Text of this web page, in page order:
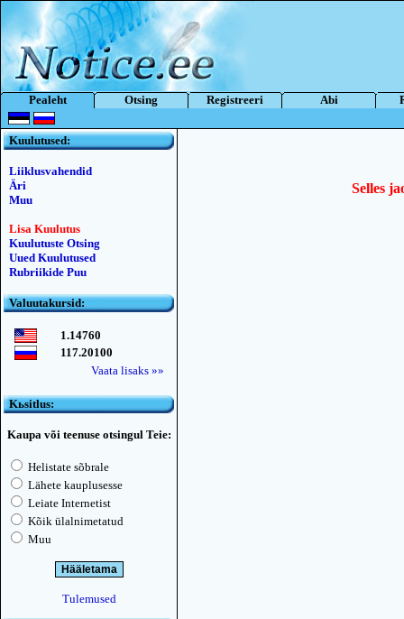
Pealeht Otsing Registreeri Abi
Kuulutused:
Liiklusvahendid
Äri
Muu
Lisa Kuulutus
Kuulutuste Otsing
Uued Kuulutused
Rubriikide Puu
Valuutakursid:
1.14760
117.20100
Vaata lisaks »»
Kьsitlus:
Kaupa või teenuse otsingul Teie:
Helistate sõbrale
Lähete kauplusesse
Leiate Internetist
Kõik ülalnimetatud
Muu
Tulemused
Selles